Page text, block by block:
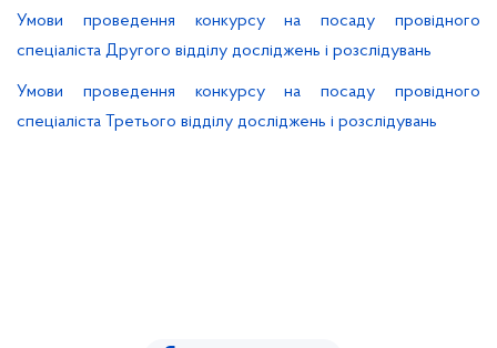
Умови проведення конкурсу на посаду провідного
спеціаліста Другого відділу досліджень і розслідувань
Умови проведення конкурсу на посаду провідного
спеціаліста Третього відділу досліджень і розслідувань